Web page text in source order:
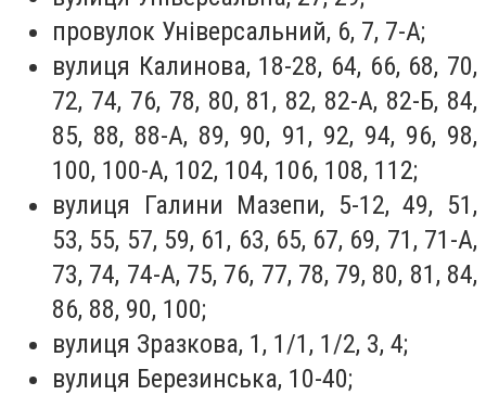
провулок Універсальний, 6, 7, 7-А;
вулиця Калинова, 18-28, 64, 66, 68, 70,
72, 74, 76, 78, 80, 81, 82, 82-А, 82-Б, 84,
85, 88, 88-А, 89, 90, 91, 92, 94, 96, 98,
100, 100-А, 102, 104, 106, 108, 112;
вулиця Галини Мазепи, 5-12, 49, 51,
53, 55, 57, 59, 61, 63, 65, 67, 69, 71, 71-А,
73, 74, 74-А, 75, 76, 77, 78, 79, 80, 81, 84,
86, 88, 90, 100;
вулиця Зразкова, 1, 1/1, 1/2, 3, 4;
вулиця Березинська, 10-40;